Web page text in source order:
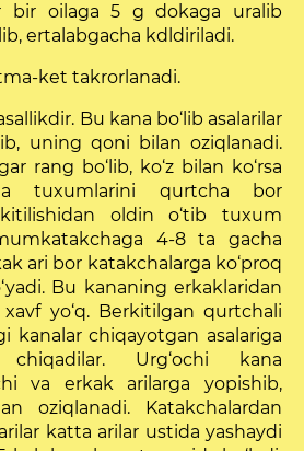
bir oilaga 5 g dokaga uralib
ertalabgacha kdldiriladi.
ket takrorlanadi.
Bu kana bo‘lib asa­larilar
uning qoni bilan oziqlanadi.
rang bo‘lib, ko‘z bilan ko‘rsa
tuxumlarini qurtcha bor
oldin o‘tib tuxum
4-8 ta gacha
ari bor katakchalarga ko‘proq
Bu kananing erkaklaridan
xavf yo‘q. Berkitilgan qurtchali
kanalar chiqayotgan asalariga
Urg‘ochi kana
va erkak arilarga yopishib,
oziqlanadi. Katakchalardan
katta arilar ustida yashaydi